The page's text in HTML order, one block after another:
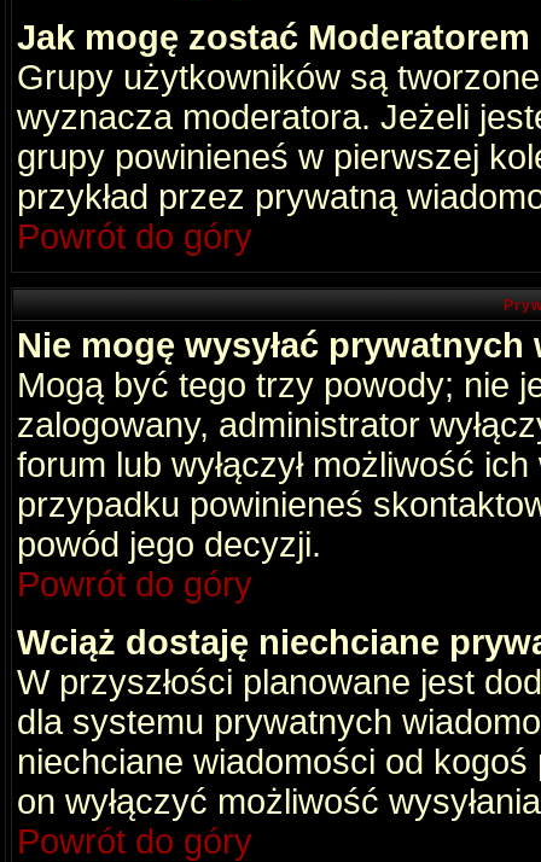
Jak mogę zostać
Grupy użytkowników są
wyznacza moderatora. Jeżeli
grupy powinieneś w pierwszej
przykład przez prywatną
Powrót do góry
Nie mogę wysyłać
Mogą być tego trzy powody; nie
zalogowany, administrator
forum lub wyłączył możliwość
przypadku powinieneś
powód jego decyzji.
Powrót do góry
Wciąż dostaję niechciane
W przyszłości planowane jest
dla systemu prywatnych
niechciane wiadomości od
on wyłączyć możliwość
Powrót do góry